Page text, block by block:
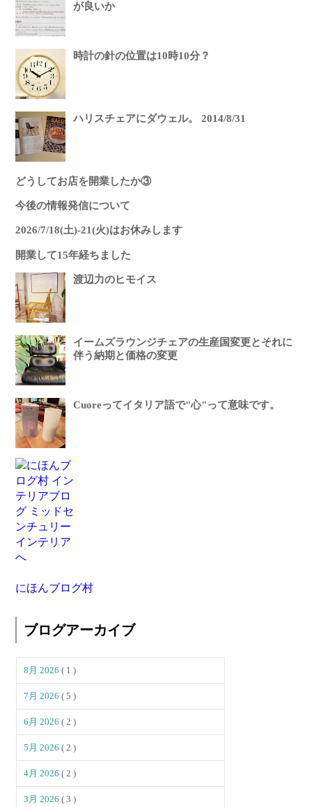
が良いか
時計の針の位置は10時10分？
ハリスチェアにダウェル。 2014/8/31
どうしてお店を開業したか③
今後の情報発信について
2026/7/18(土)-21(火)はお休みします
開業して15年経ちました
渡辺力のヒモイス
イームズラウンジチェアの生産国変更とそれに
伴う納期と価格の変更
Cuoreってイタリア語で"心"って意味です。
にほんブログ村
ブログアーカイブ
8月 2026( 1 )
7月 2026( 5 )
6月 2026( 2 )
5月 2026( 2 )
4月 2026( 2 )
3月 2026( 3 )